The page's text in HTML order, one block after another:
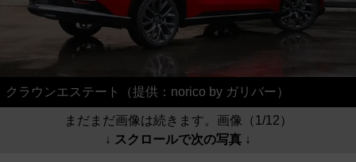
クラウンエステート（提供：norico by ガリバー）
まだまだ画像は続きます。画像（1/12）
↓ スクロールで次の写真 ↓